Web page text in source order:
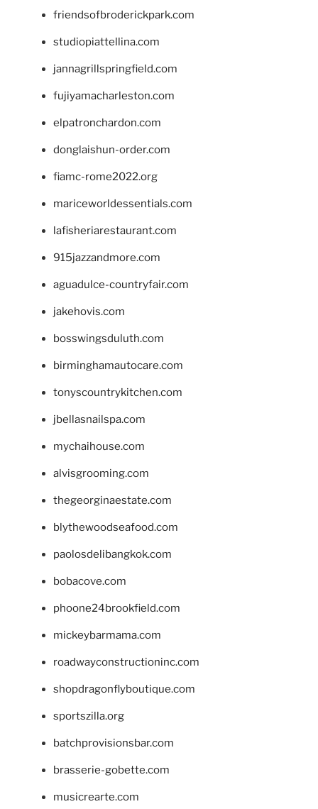
friendsofbroderickpark.com
studiopiattellina.com
jannagrillspringfield.com
fujiyamacharleston.com
elpatronchardon.com
donglaishun-order.com
fiamc-rome2022.org
mariceworldessentials.com
lafisheriarestaurant.com
915jazzandmore.com
aguadulce-countryfair.com
jakehovis.com
bosswingsduluth.com
birminghamautocare.com
tonyscountrykitchen.com
jbellasnailspa.com
mychaihouse.com
alvisgrooming.com
thegeorginaestate.com
blythewoodseafood.com
paolosdelibangkok.com
bobacove.com
phoone24brookfield.com
mickeybarmama.com
roadwayconstructioninc.com
shopdragonflyboutique.com
sportszilla.org
batchprovisionsbar.com
brasserie-gobette.com
musicrearte.com